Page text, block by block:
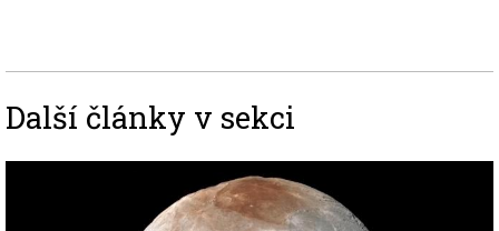
Další články v sekci